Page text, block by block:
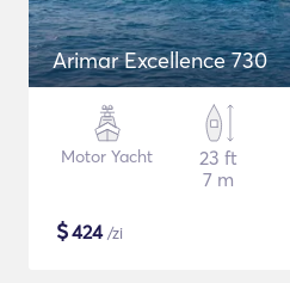
Arimar Excellence 730
Motor Yacht
23 ft
7 m
$424/zi